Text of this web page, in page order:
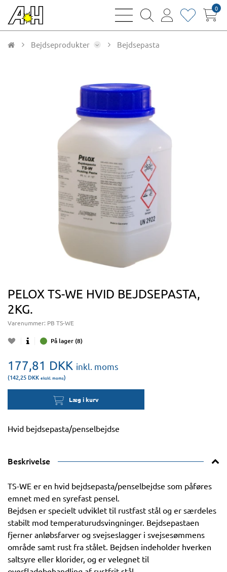
bars
magnifying
user
heart0
Bejdseprodukter Bejdsepasta
PELOX TS-WE HVID BEJDSEPASTA,
2KG.
Varenummer: PB TS-WE
På lager (8)
177,81 DKK inkl. moms
(142,25 DKK ekskl. moms)
Læg i kurv
Hvid bejdsepasta/penselbejdse
Beskrivelse
TS-WE er en hvid bejdsepasta/penselbejdse som påføres
emnet med en syrefast pensel.
Bejdsen er specielt udviklet til rustfast stål og er særdeles
stabilt mod temperaturudsvingninger. Bejdsepastaen
fjerner anløbsfarver og svejseslagger i svejsesømmens
område samt rust fra stålet. Bejdsen indeholder hverken
saltsyre eller klorider, og er velegnet til